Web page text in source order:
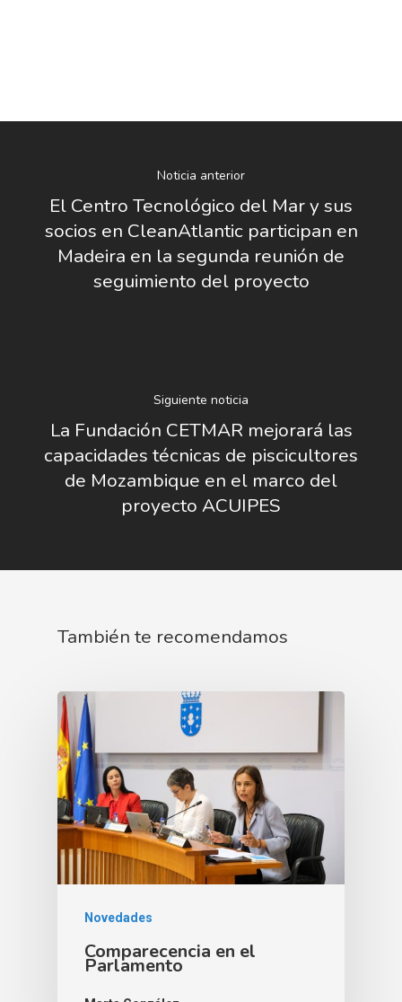
Noticia anterior
El Centro Tecnológico del Mar y sus
socios en CleanAtlantic participan en
Madeira en la segunda reunión de
seguimiento del proyecto
Siguiente noticia
La Fundación CETMAR mejorará las
capacidades técnicas de piscicultores
de Mozambique en el marco del
proyecto ACUIPES
También te recomendamos
Novedades
Comparecencia en el
Parlamento
Nosotros
Directorio De Personal
Patronato
Identidad Corporativa
Novedades
Actualidad
Eventos
Proyectos
Publicaciones
Gobierno
Plan De Igualdad